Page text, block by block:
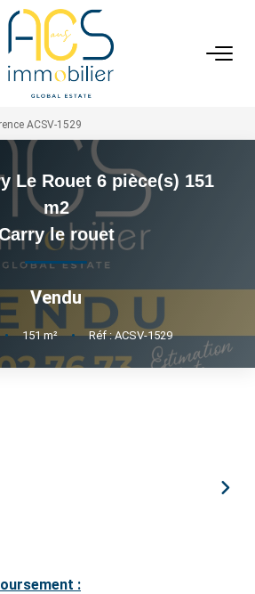
Nos Biens En Vente
D'investissement
Réservée
Votre Recherche D'achat
Nos Biens Vendus
Certifiés - Opinion System
NOS AGENCES
ACSV-1529
Le Rouet 6 pièce(s) 151
m2
le rouet
Vendu
• 151m² • Réf : ACSV-1529
: